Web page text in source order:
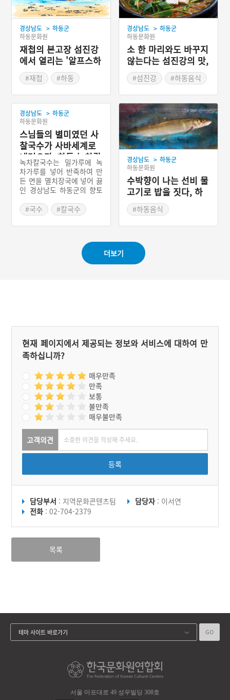
경상남도 > 하동군
하동문화원
재첩의 본고장 섬진강
에서 열리는 '알프스하
동섬진강문화재첩축
제'#재첩
#하동
#여름여행
경상남도 > 하동군
하동문화원
소 한 마리와도 바꾸지
않는다는 섬진강의 맛,
하동 참게탕
#섬진강
#하동음식
경상남도 > 하동군
하동문화원
스님들의 별미였던 사
찰국수가 사바세계로
내려오다, 하동 녹차칼
국수
녹차칼국수는 밀가루에 녹
차가루를 넣어 반죽하여 만
든 면을 멸치장국에 넣어 끓
인 경상남도 하동군의 향토
주산지였던 하동군에 위치
한 불교사찰에서는 다도(茶
道)문화와 더불어 녹차를 이
였다. 녹차칼국수도 사찰에
서 유래된 음식이라 하여 사
찰국수라는 별칭으로 불리
#국수
#칼국수
경상남도 > 하동군
하동문화원
수박향이 나는 선비 물
고기로 밥을 짓다, 하
동 은어밥
#하동음식
더보기
현재 페이지에서 제공되는 정보와 서비스에 대하여 만
족하십니까?
매우만족
만족
보통
불만족
매우불만족
고객의견
등록
담당부서 : 지역문화콘텐츠팀 담당자 : 이서연
전화 : 02-704-2379
목록
서울 마포대로 49 성우빌딩 308호
테마 사이트 바로가기 GO